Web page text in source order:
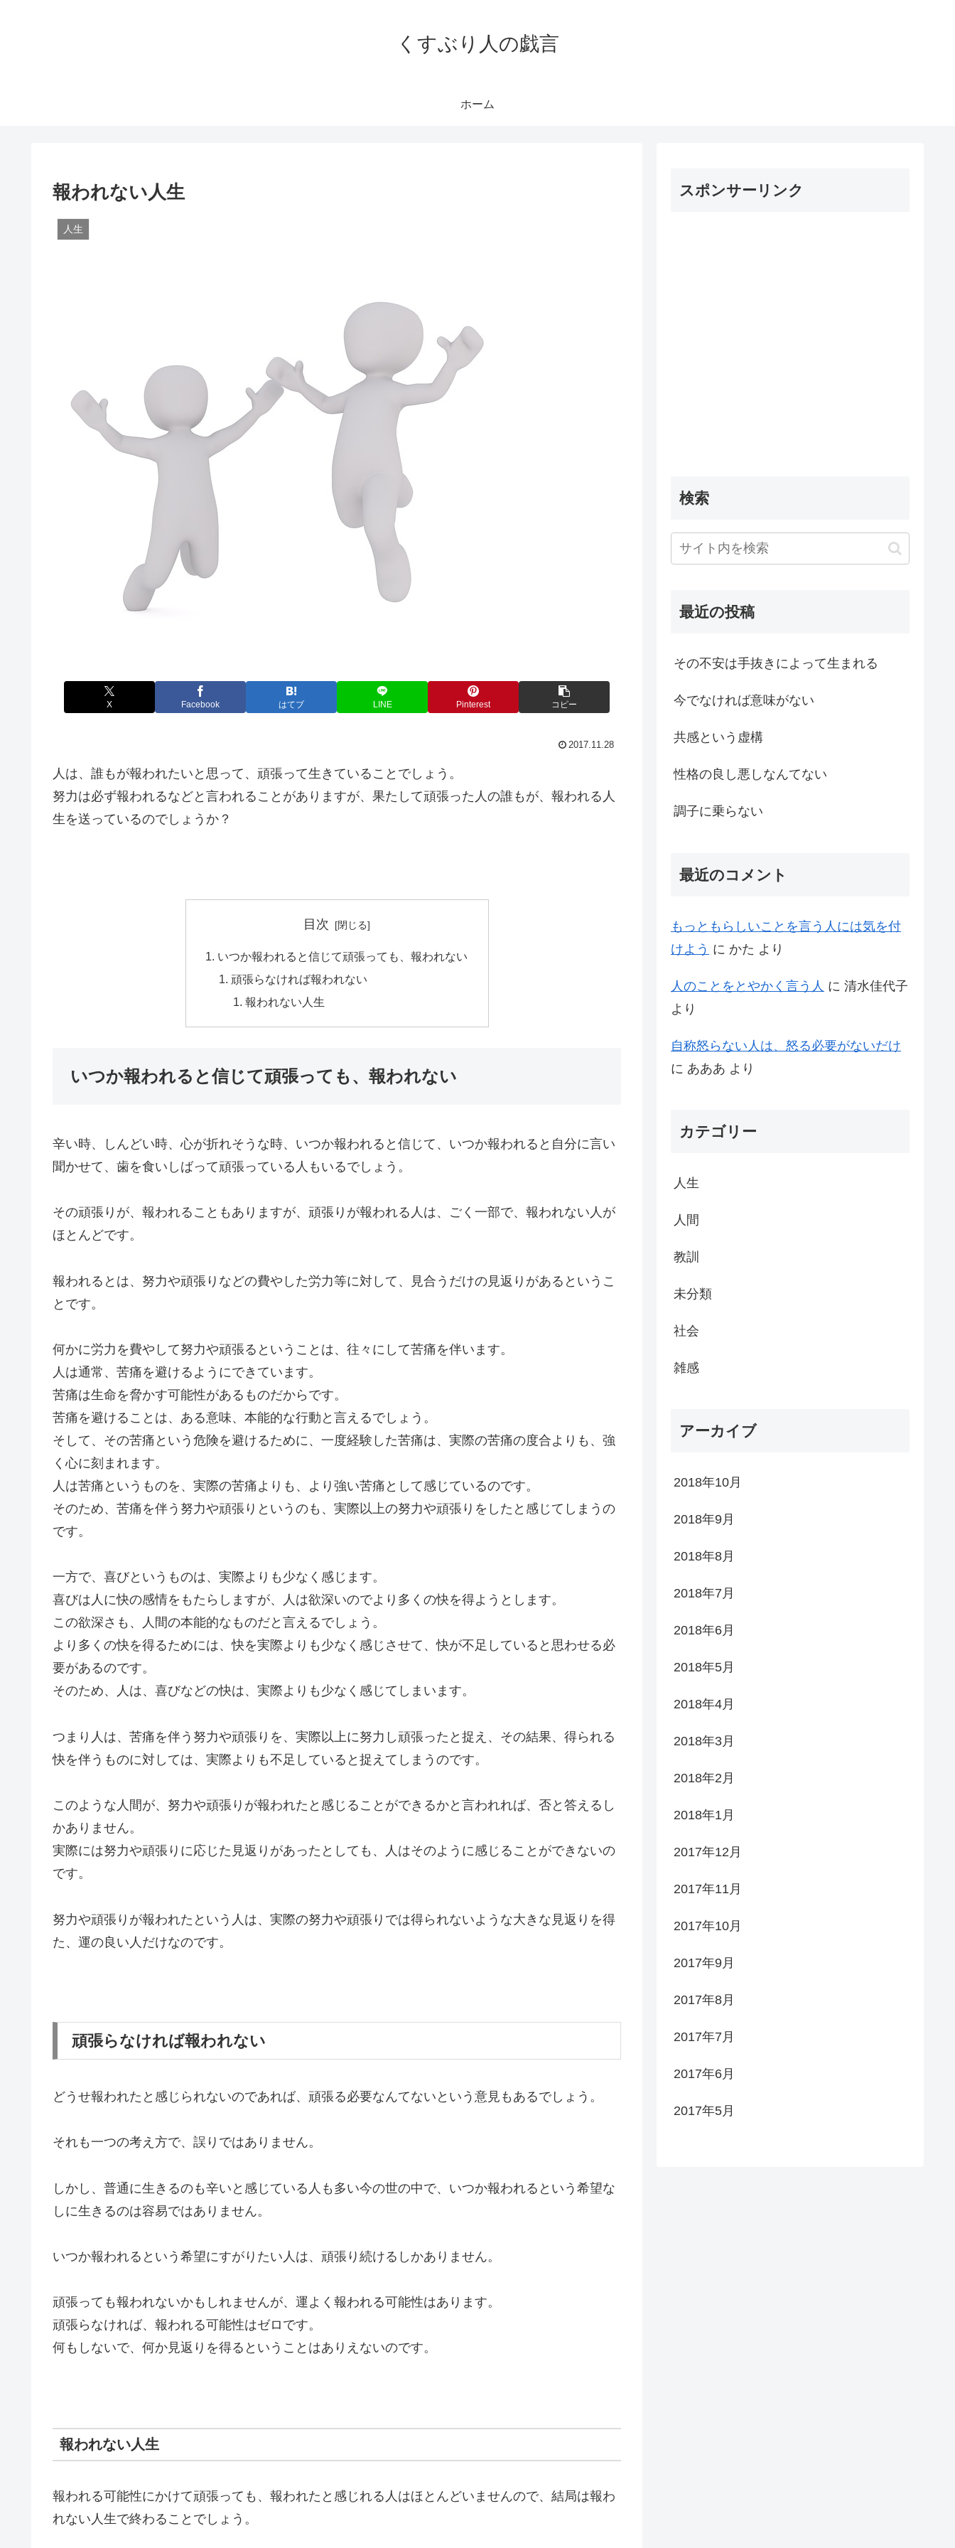
くすぶり人の戯言
ホーム
報われない人生
人生
X Facebook はてブ LINE Pinterest コピー
2017.11.28
人は、誰もが報われたいと思って、頑張って生きていることでしょう。
努力は必ず報われるなどと言われることがありますが、果たして頑張った人の誰もが、報われる人
生を送っているのでしょうか？
目次
いつか報われると信じて頑張っても、報われない
頑張らなければ報われない
報われない人生
いつか報われると信じて頑張っても、報われない
辛い時、しんどい時、心が折れそうな時、いつか報われると信じて、いつか報われると自分に言い
聞かせて、歯を食いしばって頑張っている人もいるでしょう。
その頑張りが、報われることもありますが、頑張りが報われる人は、ごく一部で、報われない人が
ほとんどです。
報われるとは、努力や頑張りなどの費やした労力等に対して、見合うだけの見返りがあるというこ
とです。
何かに労力を費やして努力や頑張るということは、往々にして苦痛を伴います。
人は通常、苦痛を避けるようにできています。
苦痛は生命を脅かす可能性があるものだからです。
苦痛を避けることは、ある意味、本能的な行動と言えるでしょう。
そして、その苦痛という危険を避けるために、一度経験した苦痛は、実際の苦痛の度合よりも、強
く心に刻まれます。
人は苦痛というものを、実際の苦痛よりも、より強い苦痛として感じているのです。
そのため、苦痛を伴う努力や頑張りというのも、実際以上の努力や頑張りをしたと感じてしまうの
です。
一方で、喜びというものは、実際よりも少なく感じます。
喜びは人に快の感情をもたらしますが、人は欲深いのでより多くの快を得ようとします。
この欲深さも、人間の本能的なものだと言えるでしょう。
より多くの快を得るためには、快を実際よりも少なく感じさせて、快が不足していると思わせる必
要があるのです。
そのため、人は、喜びなどの快は、実際よりも少なく感じてしまいます。
つまり人は、苦痛を伴う努力や頑張りを、実際以上に努力し頑張ったと捉え、その結果、得られる
快を伴うものに対しては、実際よりも不足していると捉えてしまうのです。
このような人間が、努力や頑張りが報われたと感じることができるかと言われれば、否と答えるし
かありません。
実際には努力や頑張りに応じた見返りがあったとしても、人はそのように感じることができないの
です。
努力や頑張りが報われたという人は、実際の努力や頑張りでは得られないような大きな見返りを得
た、運の良い人だけなのです。
頑張らなければ報われない
どうせ報われたと感じられないのであれば、頑張る必要なんてないという意見もあるでしょう。
それも一つの考え方で、誤りではありません。
しかし、普通に生きるのも辛いと感じている人も多い今の世の中で、いつか報われるという希望な
しに生きるのは容易ではありません。
いつか報われるという希望にすがりたい人は、頑張り続けるしかありません。
頑張っても報われないかもしれませんが、運よく報われる可能性はあります。
頑張らなければ、報われる可能性はゼロです。
何もしないで、何か見返りを得るということはありえないのです。
報われない人生
報われる可能性にかけて頑張っても、報われたと感じれる人はほとんどいませんので、結局は報わ
れない人生で終わることでしょう。
スポンサーリンク
検索
最近の投稿
その不安は手抜きによって生まれる
今でなければ意味がない
共感という虚構
性格の良し悪しなんてない
調子に乗らない
最近のコメント
もっともらしいことを言う人には気を付
けよう に かた より
人のことをとやかく言う人 に 清水佳代子
より
自称怒らない人は、怒る必要がないだけ
に あああ より
カテゴリー
人生
人間
教訓
未分類
社会
雑感
アーカイブ
2018年10月
2018年9月
2018年8月
2018年7月
2018年6月
2018年5月
2018年4月
2018年3月
2018年2月
2018年1月
2017年12月
2017年11月
2017年10月
2017年9月
2017年8月
2017年7月
2017年6月
2017年5月